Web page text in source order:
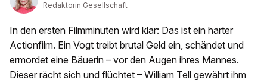
Redaktorin Gesellschaft
In den ersten Filmminuten wird klar: Das ist ein harter
Actionfilm. Ein Vogt treibt brutal Geld ein, schändet und
ermordet eine Bäuerin – vor den Augen ihres Mannes.
Dieser rächt sich und flüchtet – William Tell gewährt ihm